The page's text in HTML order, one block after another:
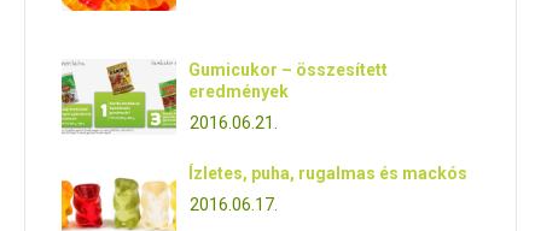
Gumicukor – összesített
eredmények
2016.06.21.
Ízletes, puha, rugalmas és mackós
2016.06.17.